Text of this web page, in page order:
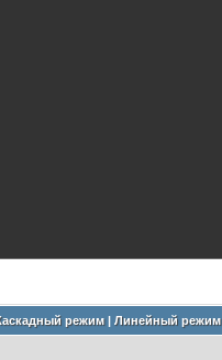
режим| Линейный режим